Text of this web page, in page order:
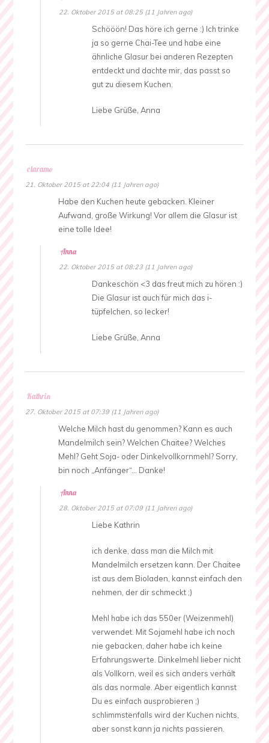
22. Oktober 2015 at 08:25 (11 Jahren ago)
Schööön! Das höre ich gerne :) Ich trinke
ja so gerne Chai-Tee und habe eine
ähnliche Glasur bei anderen Rezepten
entdeckt und dachte mir, das passt so
gut zu diesem Kuchen.
Liebe Grüße, Anna
claramo
21. Oktober 2015 at 22:04 (11 Jahren ago)
Habe den Kuchen heute gebacken. Kleiner
Aufwand, große Wirkung! Vor allem die Glasur ist
eine tolle Idee!
Anna
22. Oktober 2015 at 08:23 (11 Jahren ago)
Dankeschön <3 das freut mich zu hören :)
Die Glasur ist auch für mich das i-
tüpfelchen, so lecker!
Liebe Grüße, Anna
Kathrin
27. Oktober 2015 at 07:39 (11 Jahren ago)
Welche Milch hast du genommen? Kann es auch
Mandelmilch sein? Welchen Chaitee? Welches
Mehl? Geht Soja- oder Dinkelvollkornmehl? Sorry,
bin noch „Anfänger“… Danke!
Anna
28. Oktober 2015 at 07:09 (11 Jahren ago)
Liebe Kathrin
ich denke, dass man die Milch mit
Mandelmilch ersetzen kann. Der Chaitee
ist aus dem Bioladen, kannst einfach den
nehmen, der dir schmeckt ;)
Mehl habe ich das 550er (Weizenmehl)
verwendet. Mit Sojamehl habe ich noch
nie gebacken, daher habe ich keine
Erfahrungswerte. Dinkelmehl lieber nicht
als Vollkorn, weil es sich anders verhält
als das normale. Aber eigentlich kannst
Du es einfach ausprobieren ;)
schlimmstenfalls wird der Kuchen nichts,
aber sonst kann ja nichts passieren.